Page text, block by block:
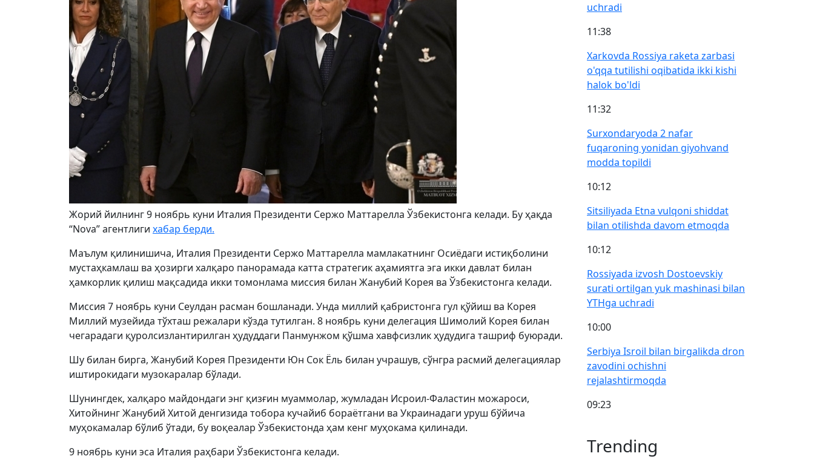
Жорий йилнинг 9 ноябрь куни Италия Президенти Сержо Маттарелла Ўзбекистонга келади. Бу ҳақда
“Nova” агентлиги хабар берди.
Маълум қилинишича, Италия Президенти Сержо Маттарелла мамлакатнинг Осиёдаги истиқболини
мустаҳкамлаш ва ҳозирги халқаро панорамада катта стратегик аҳамиятга эга икки давлат билан
ҳамкорлик қилиш мақсадида икки томонлама миссия билан Жанубий Корея ва Ўзбекистонга келади.
Миссия 7 ноябрь куни Сеулдан расман бошланади. Унда миллий қабристонга гул қўйиш ва Корея
Миллий музейида тўхташ режалари кўзда тутилган. 8 ноябрь куни делегация Шимолий Корея билан
чегарадаги қуролсизлантирилган ҳудуддаги Панмунжом қўшма хавфсизлик ҳудудига ташриф буюради.
Шу билан бирга, Жанубий Корея Президенти Юн Сок Ёль билан учрашув, сўнгра расмий делегациялар
иштирокидаги музокаралар бўлади.
Шунингдек, халқаро майдондаги энг қизғин муаммолар, жумладан Исроил-Фаластин можароси,
Хитойнинг Жанубий Хитой денгизида тобора кучайиб бораётгани ва Украинадаги уруш бўйича
муҳокамалар бўлиб ўтади, бу воқеалар Ўзбекистонда ҳам кенг муҳокама қилинади.
9 ноябрь куни эса Италия раҳбари Ўзбекистонга келади.
uchradi
11:38
Xarkovda Rossiya raketa zarbasi
o'qqa tutilishi oqibatida ikki kishi
halok bo'ldi
11:32
Surxondaryoda 2 nafar
fuqaroning yonidan giyohvand
modda topildi
10:12
Sitsiliyada Etna vulqoni shiddat
bilan otilishda davom etmoqda
10:12
Rossiyada izvosh Dostoevskiy
surati ortilgan yuk mashinasi bilan
YTHga uchradi
10:00
Serbiya Isroil bilan birgalikda dron
zavodini ochishni
rejalashtirmoqda
09:23
Trending